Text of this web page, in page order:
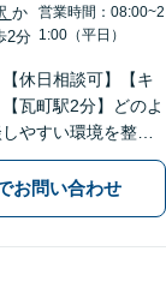
か
2分
営業時間：08:00~2
1:00（平日）
【休日相談可】【キ
瓦町駅2分】どのよ
やすい環境を整え
に寄り添った対応
【離婚・男女問
的に対応。お気軽に
お問い合わせ